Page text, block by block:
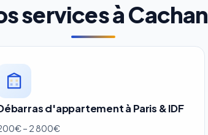
services à Cachan
d'appartement à Paris & IDF
– 2 800€